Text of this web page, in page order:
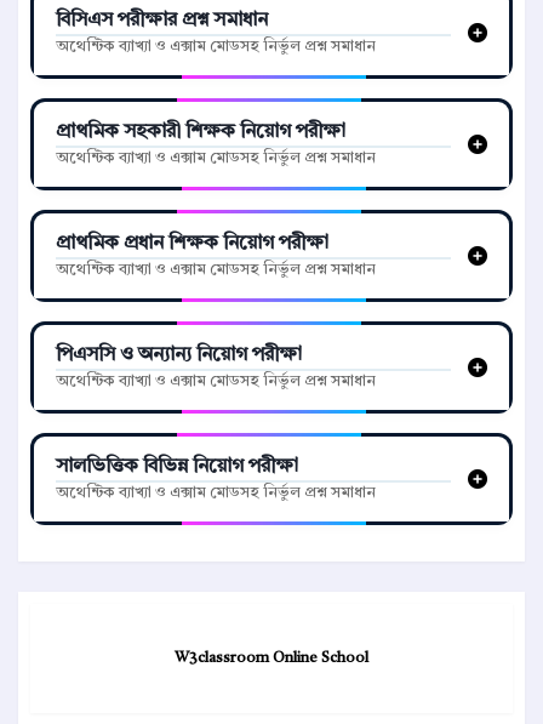
বিসিএস পরীক্ষার প্রশ্ন সমাধান
অথেন্টিক ব্যাখ্যা ও এক্সাম মোডসহ নির্ভুল প্রশ্ন সমাধান
প্রাথমিক সহকারী শিক্ষক নিয়োগ পরীক্ষা
অথেন্টিক ব্যাখ্যা ও এক্সাম মোডসহ নির্ভুল প্রশ্ন সমাধান
প্রাথমিক প্রধান শিক্ষক নিয়োগ পরীক্ষা
অথেন্টিক ব্যাখ্যা ও এক্সাম মোডসহ নির্ভুল প্রশ্ন সমাধান
পিএসসি ও অন্যান্য নিয়োগ পরীক্ষা
অথেন্টিক ব্যাখ্যা ও এক্সাম মোডসহ নির্ভুল প্রশ্ন সমাধান
সালভিত্তিক বিভিন্ন নিয়োগ পরীক্ষা
অথেন্টিক ব্যাখ্যা ও এক্সাম মোডসহ নির্ভুল প্রশ্ন সমাধান
W3classroom Online School